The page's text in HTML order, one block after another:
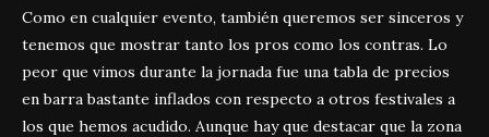
Como en cualquier evento, también queremos ser sinceros y
tenemos que mostrar tanto los pros como los contras. Lo
peor que vimos durante la jornada fue una tabla de precios
en barra bastante inflados con respecto a otros festivales a
los que hemos acudido. Aunque hay que destacar que la zona